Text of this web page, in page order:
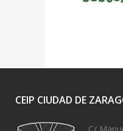
CEIP CIUDAD DE